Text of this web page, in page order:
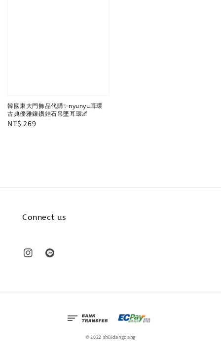
韓國東大門飾品代購✨nyunyu耳環
古典優雅鑲鑽鋯石吊墜耳環🌌
Regular
NT$ 269
Connect us
© 2022 shüidangdang